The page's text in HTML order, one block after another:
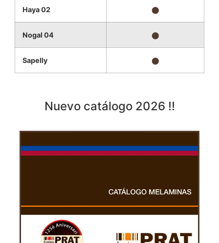
Haya 02 ⬤
Nogal 04 ⬤
Sapelly ⬤
Nuevo catálogo 2026 !!